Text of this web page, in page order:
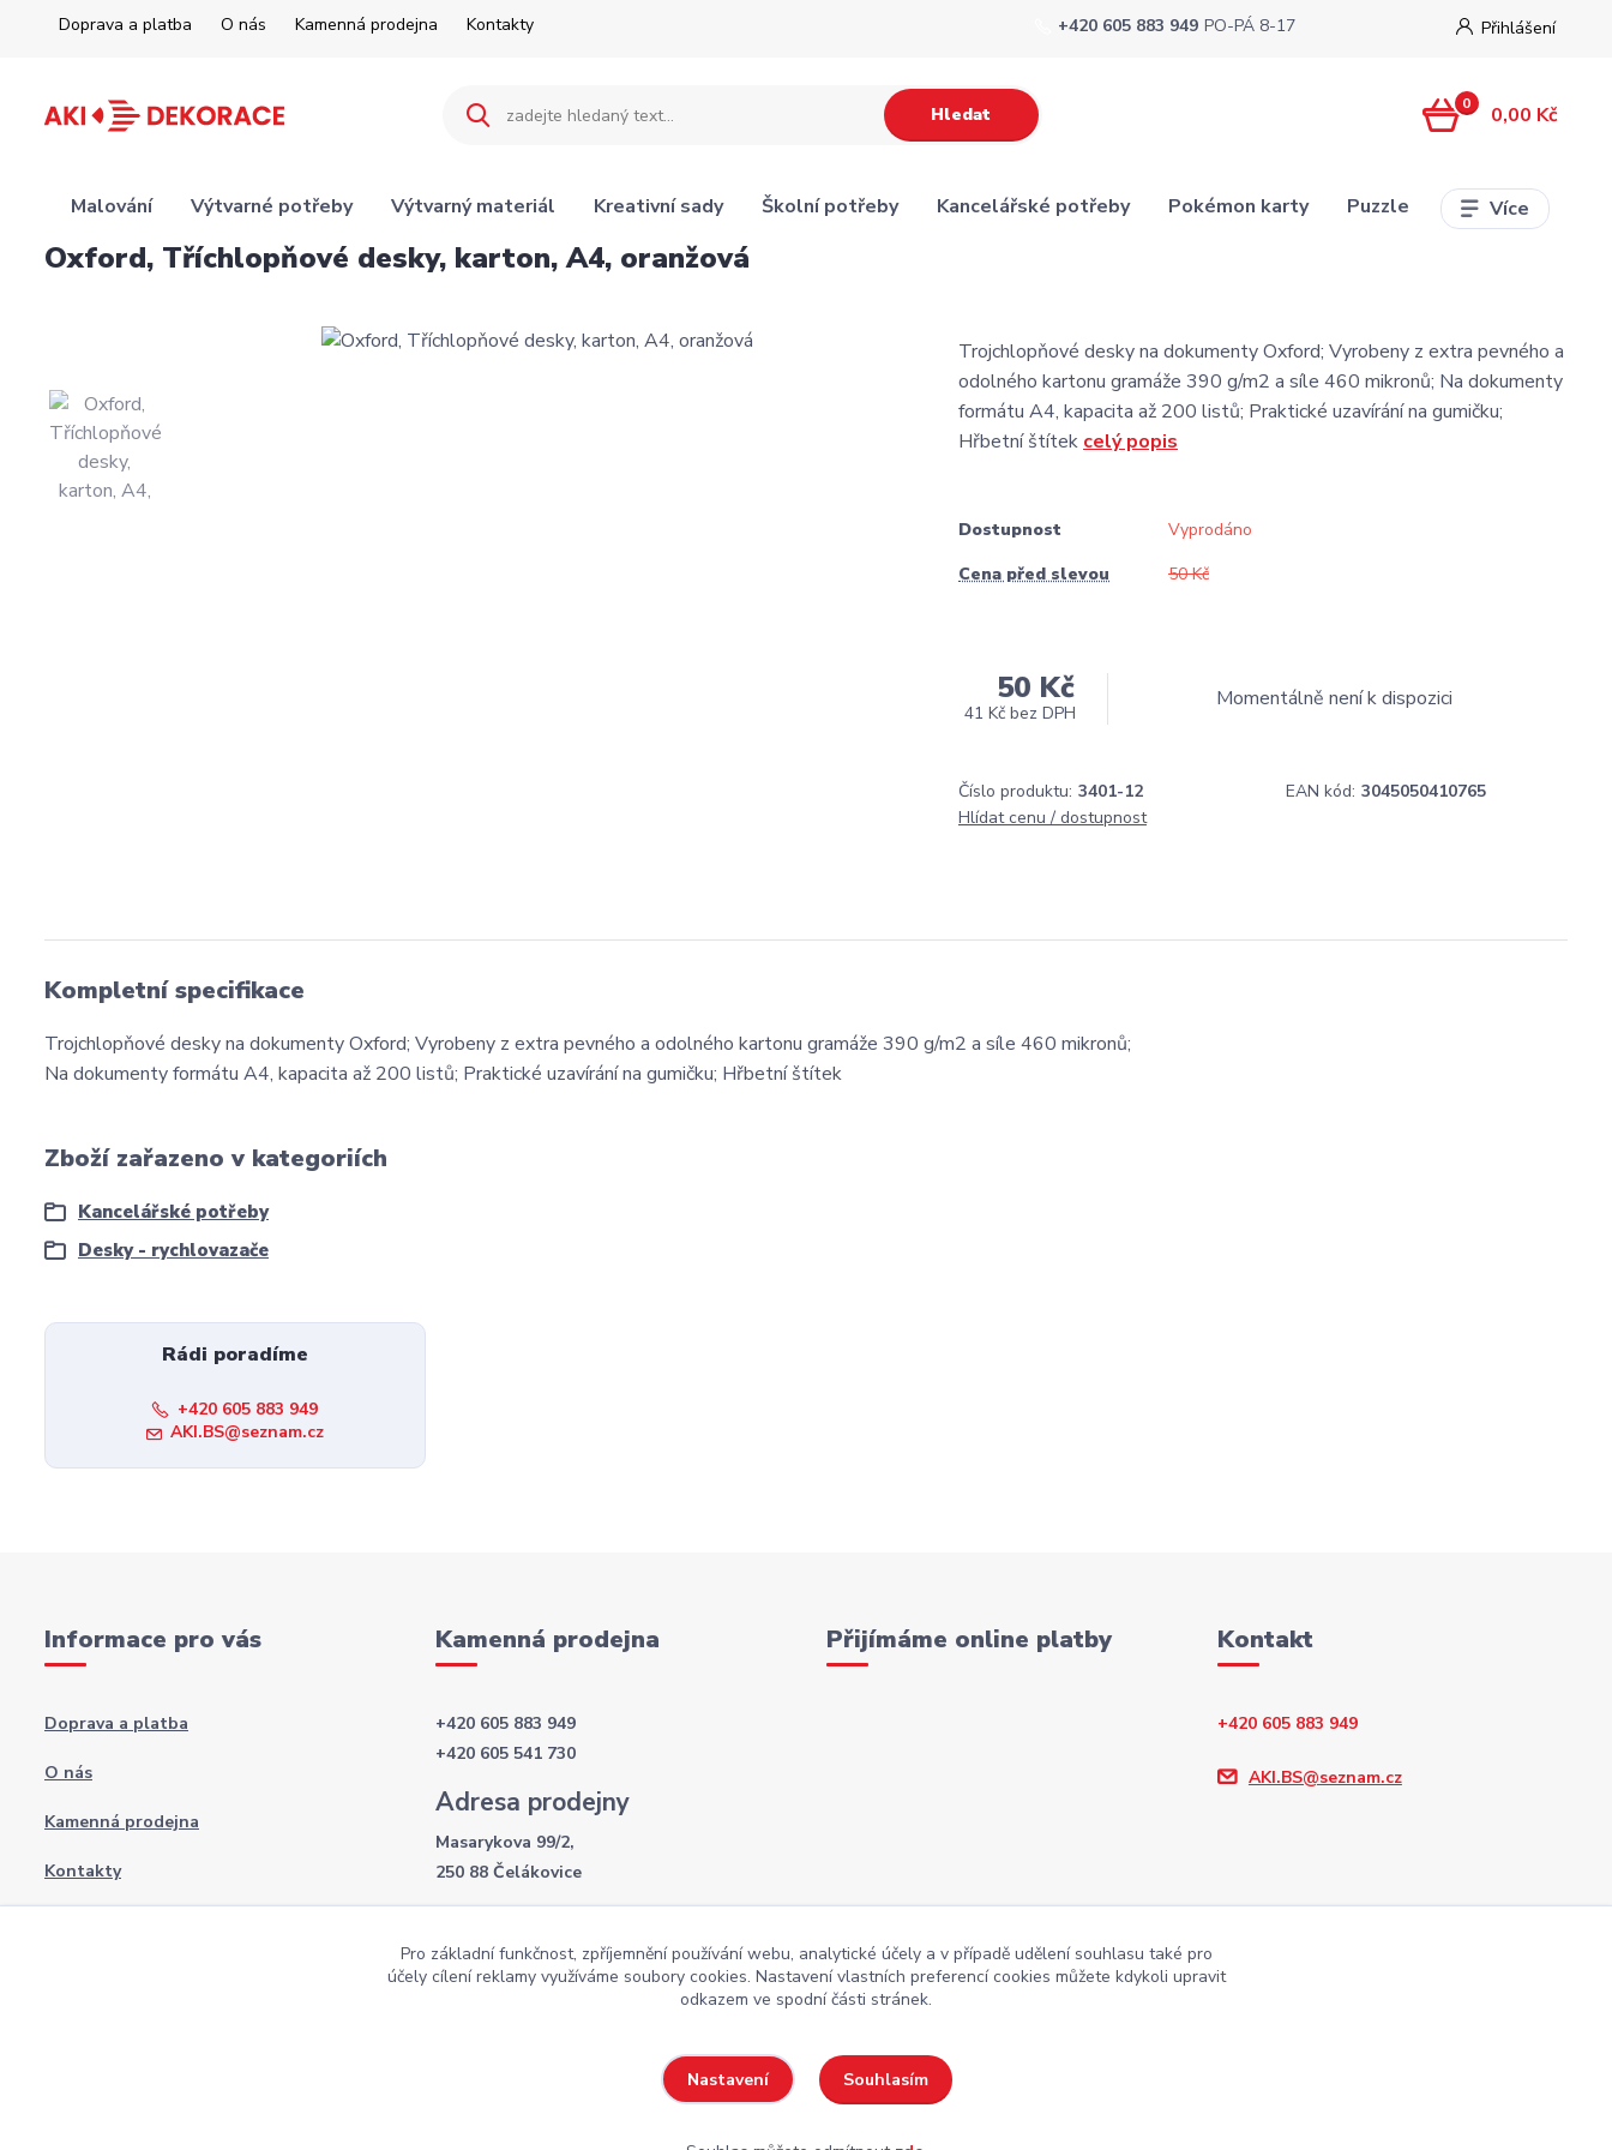
Doprava a platba O nás Kamenná prodejna Kontakty Přihlášení
Hledat
+420 605 883 949 PO-PÁ 8-17
0 0,00 Kč
Malování Výtvarné potřeby Výtvarný materiál Kreativní sady Školní potřeby Kancelářské potřeby Pokémon karty Puzzle Více
Oxford, Tříchlopňové desky, karton, A4, oranžová
Trojchlopňové desky na dokumenty Oxford; Vyrobeny z extra pevného a
odolného kartonu gramáže 390 g/m2 a síle 460 mikronů; Na dokumenty
formátu A4, kapacita až 200 listů; Praktické uzavírání na gumičku;
Hřbetní štítek celý popis
Dostupnost
Vyprodáno
Cena před slevou
50 Kč
50 Kč
41 Kč bez DPH
Momentálně není k dispozici
Číslo produktu: 3401-12 EAN kód: 3045050410765
Hlídat cenu / dostupnost
Kompletní specifikace
Trojchlopňové desky na dokumenty Oxford; Vyrobeny z extra pevného a odolného kartonu gramáže 390 g/m2 a síle 460 mikronů;
Na dokumenty formátu A4, kapacita až 200 listů; Praktické uzavírání na gumičku; Hřbetní štítek
Zboží zařazeno v kategoriích
Kancelářské potřeby
Desky - rychlovazače
Rádi poradíme
+420 605 883 949
AKI.BS@seznam.cz
Informace pro vás
Doprava a platba
O nás
Kamenná prodejna
Kontakty
Kamenná prodejna
+420 605 883 949
+420 605 541 730
Adresa prodejny
Masarykova 99/2,
250 88 Čelákovice
Po-Pá: 8:00 - 17:30
So: 9:00 - 12:00
Přijímáme online platby Kontakt
+420 605 883 949
AKI.BS@seznam.cz
Pro základní funkčnost, zpříjemnění používání webu, analytické účely a v případě udělení souhlasu také pro
účely cílení reklamy využíváme soubory cookies. Nastavení vlastních preferencí cookies můžete kdykoli upravit
odkazem ve spodní části stránek.
Nastavení Souhlasím